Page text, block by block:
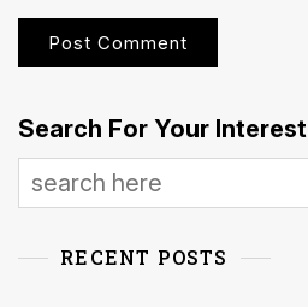
Search For Your Interest
RECENT POSTS